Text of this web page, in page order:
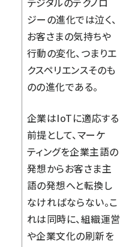
ジーの進化では泣く、
お客さまの気持ちや
行動の変化、つまりエ
クスペリエンスそのも
のの進化である。
企業はIoTに適応する
前提として、マーケ
ティングを企業主語の
発想からお客さま主
語の発想へと転換し
なければならない。こ
れは同時に、組織運営
や企業文化の刷新を